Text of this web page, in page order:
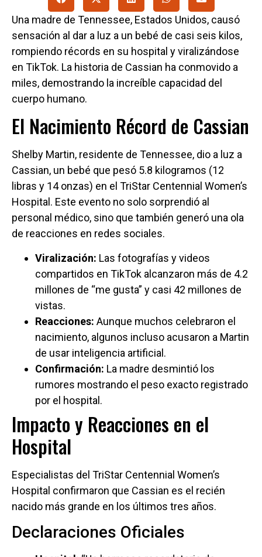
Una madre de Tennessee, Estados Unidos, causó
sensación al dar a luz a un bebé de casi seis kilos,
rompiendo récords en su hospital y viralizándose
en TikTok. La historia de Cassian ha conmovido a
miles, demostrando la increíble capacidad del
cuerpo humano.
El Nacimiento Récord de Cassian
Shelby Martin, residente de Tennessee, dio a luz a
Cassian, un bebé que pesó 5.8 kilogramos (12
libras y 14 onzas) en el TriStar Centennial Women’s
Hospital. Este evento no solo sorprendió al
personal médico, sino que también generó una ola
de reacciones en redes sociales.
Viralización: Las fotografías y videos
compartidos en TikTok alcanzaron más de 4.2
millones de “me gusta” y casi 42 millones de
vistas.
Reacciones: Aunque muchos celebraron el
nacimiento, algunos incluso acusaron a Martin
de usar inteligencia artificial.
Confirmación: La madre desmintió los
rumores mostrando el peso exacto registrado
por el hospital.
Impacto y Reacciones en el
Hospital
Especialistas del TriStar Centennial Women’s
Hospital confirmaron que Cassian es el recién
nacido más grande en los últimos tres años.
Declaraciones Oficiales